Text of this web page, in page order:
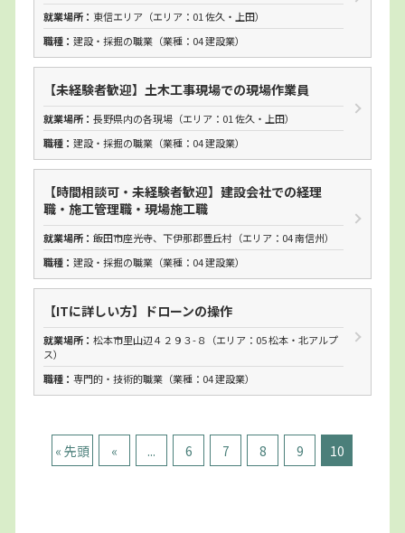
就業場所： 東信エリア（エリア：01 佐久・上田）
職種： 建設・採掘の職業（業種： 04 建設業）
【未経験者歓迎】土木工事現場での現場作業員
就業場所： 長野県内の各現場（エリア：01 佐久・上田）
職種： 建設・採掘の職業（業種： 04 建設業）
【時間相談可・未経験者歓迎】建設会社での経理
職・施工管理職・現場施工職
就業場所： 飯田市座光寺、下伊那郡豊丘村（エリア：04 南信州）
職種： 建設・採掘の職業（業種： 04 建設業）
【ITに詳しい方】ドローンの操作
就業場所： 松本市里山辺４２９３-８
（エリア：05 松本・北アルプ
ス）
職種： 専門的・技術的職業（業種： 04 建設業）
« 先頭 « ... 6 7 8 9 10